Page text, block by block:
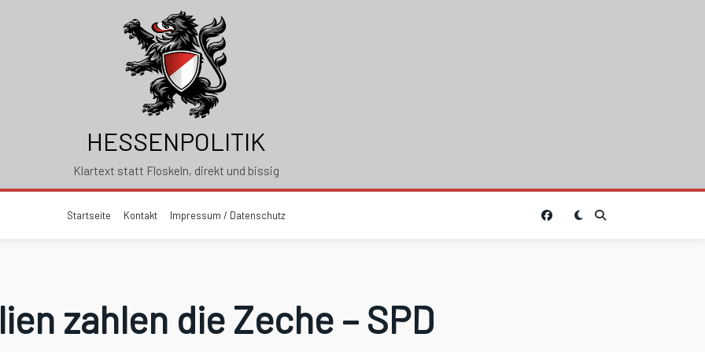
HESSENPOLITIK
Klartext statt Floskeln, direkt und bissig
Startseite Kontakt Impressum / Datenschutz
zahlen die Zeche – SPD